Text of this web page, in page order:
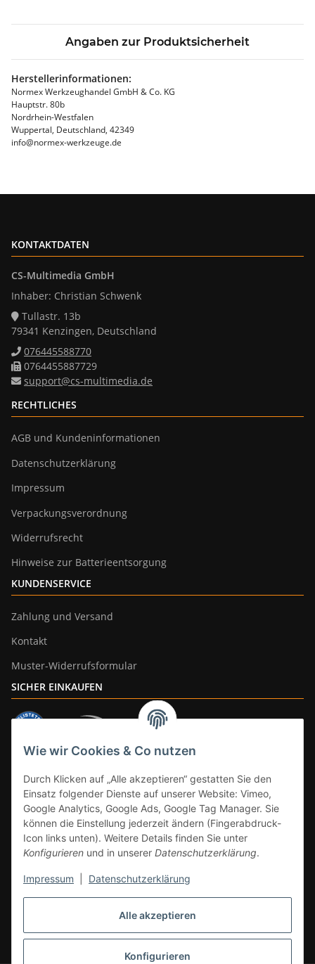
Alle akzeptieren
Konfigurieren
Wie wir Cookies & Co nutzen
Durch Klicken auf „Alle akzeptieren“ gestatten Sie den
Einsatz folgender Dienste auf unserer Website: Vimeo,
Google Analytics, Google Ads, Google Tag Manager. Sie
können die Einstellung jederzeit ändern (Fingerabdruck-
Icon links unten). Weitere Details finden Sie unter
Konfigurieren und in unserer Datenschutzerklärung.
Impressum Datenschutzerklärung
Angaben zur Produktsicherheit
Herstellerinformationen:
Normex Werkzeughandel GmbH & Co. KG
Hauptstr. 80b
Nordrhein-Westfalen
Wuppertal, Deutschland, 42349
info@normex-werkzeuge.de
KONTAKTDATEN
CS-Multimedia GmbH
Inhaber: Christian Schwenk
Tullastr. 13b
79341 Kenzingen, Deutschland
076445588770
0764455887729
support@cs-multimedia.de
RECHTLICHES
AGB und Kundeninformationen
Datenschutzerklärung
Impressum
Verpackungsverordnung
Widerrufsrecht
Hinweise zur Batterieentsorgung
KUNDENSERVICE
Zahlung und Versand
Kontakt
Muster-Widerrufsformular
SICHER EINKAUFEN
* Alle Preise inkl. gesetzlicher Mwst., zzgl.Versand
DE, gilt nicht für Großgeräte per Spedition). Artikel mit 0% MwSt. (gem. §